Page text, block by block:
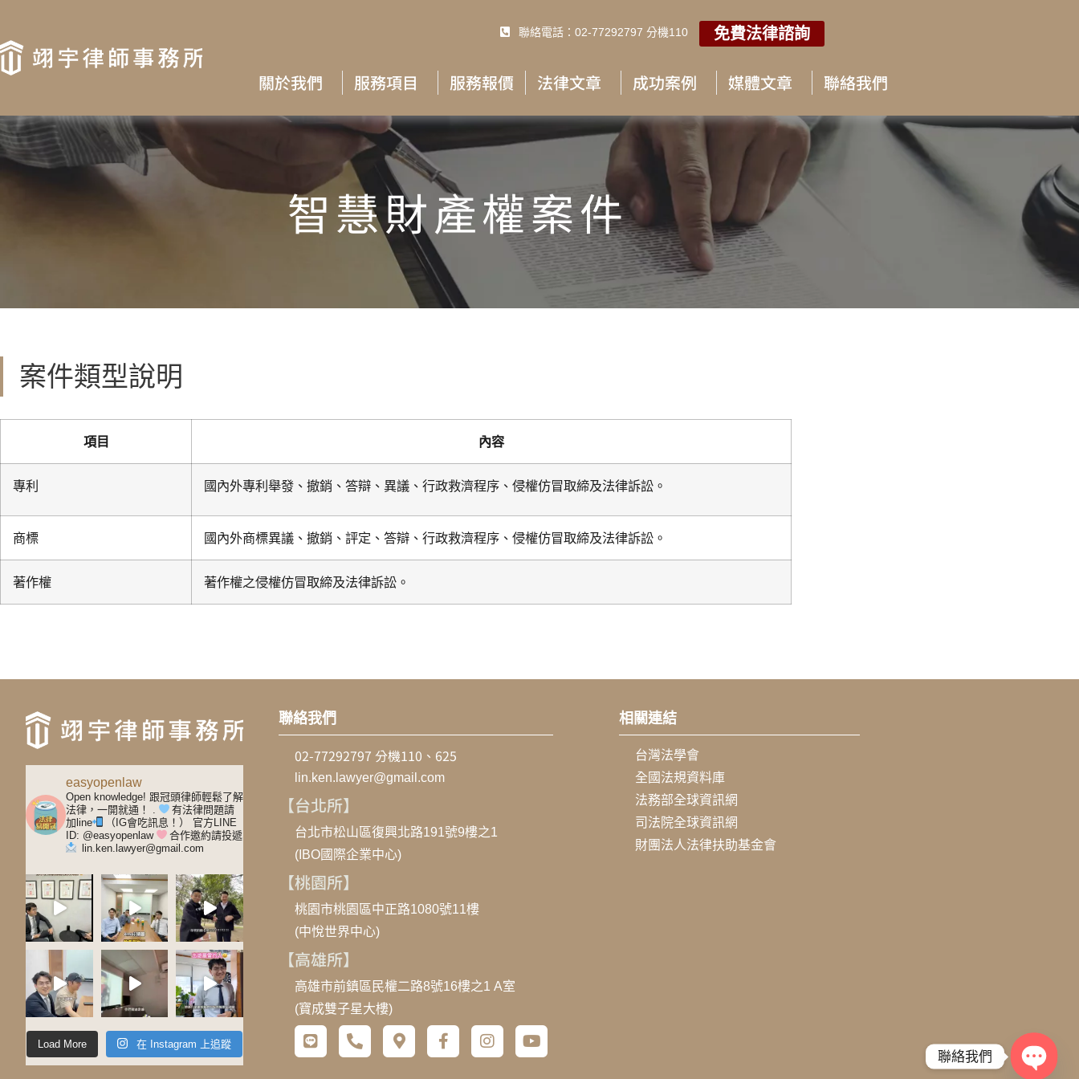
聯絡電話：02-77292797 分機110 免費法律諮詢
關於我們 服務項目 服務報價 法律文章 成功案例 媒體文章 聯絡我們
智慧財產權案件
案件類型說明
項目 內容
專利 國內外專利舉發、撤銷、答辯、異議、行政救濟程序、侵權仿冒取締及法律訴訟。
商標 國內外商標異議、撤銷、評定、答辯、行政救濟程序、侵權仿冒取締及法律訴訟。
著作權 著作權之侵權仿冒取締及法律訴訟。
easyopenlaw
Open knowledge! 跟冠頭律師輕鬆了解
法律，一開就通！
.
有法律問題請
加line
（IG會吃訊息！）
官方LINE
ID: @easyopenlaw
合作邀約請投遞
lin.ken.lawyer@gmail.com
Load More 在 Instagram 上追蹤
聯絡我們
02-77292797 分機110、625
lin.ken.lawyer@gmail.com
【台北所】
台北市松山區復興北路191號9樓之1
(IBO國際企業中心)
【桃園所】
桃園市桃園區中正路1080號11樓
(中悅世界中心)
【高雄所】
高雄市前鎮區民權二路8號16樓之1 A室
(寶成雙子星大樓)
相關連結
台灣法學會
全國法規資料庫
法務部全球資訊網
司法院全球資訊網
財團法人法律扶助基金會
聯絡我們